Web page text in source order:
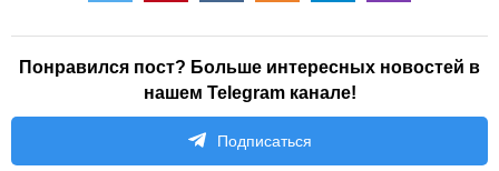
Понравился пост? Больше интересных новостей в
нашем Telegram канале!
Подписаться